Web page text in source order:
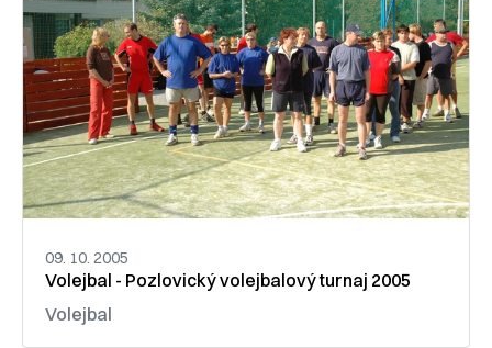
09. 10. 2005
Volejbal - Pozlovický volejbalový turnaj 2005
Volejbal